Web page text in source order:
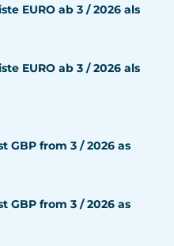
EURO ab 3 / 2026 als
EURO ab 3 / 2026 als
GBP from 3 / 2026 as
GBP from 3 / 2026 as